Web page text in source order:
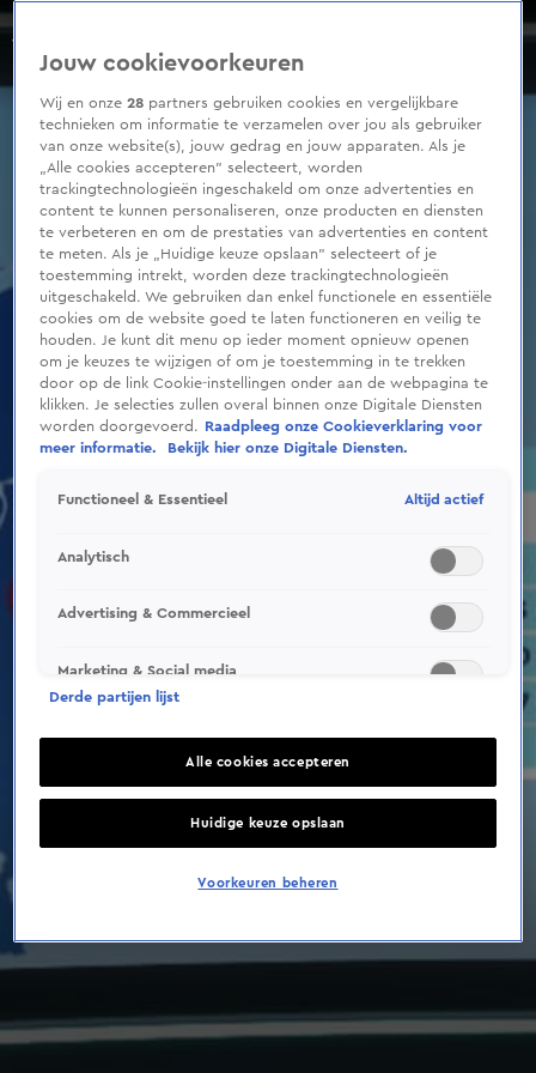
Seizoen 2022
seconds
of
minute,
seconds
Jouw cookievoorkeuren
Wij en onze28 partners gebruiken cookies en vergelijkbare
technieken om informatie te verzamelen over jou als gebruiker
van onze website(s), jouw gedrag en jouw apparaten. Als je
„Alle cookies accepteren” selecteert, worden
trackingtechnologieën ingeschakeld om onze advertenties en
content te kunnen personaliseren, onze producten en diensten
te verbeteren en om de prestaties van advertenties en content
te meten. Als je „Huidige keuze opslaan” selecteert of je
toestemming intrekt, worden deze trackingtechnologieën
uitgeschakeld. We gebruiken dan enkel functionele en essentiële
cookies om de website goed te laten functioneren en veilig te
houden. Je kunt dit menu op ieder moment opnieuw openen
om je keuzes te wijzigen of om je toestemming in te trekken
door op de link Cookie-instellingen onder aan de webpagina te
klikken. Je selecties zullen overal binnen onze Digitale Diensten
worden doorgevoerd.
Raadpleeg onze Cookieverklaring voor
meer informatie.
Bekijk hier onze Digitale Diensten.
Functioneel & Essentieel Altijd actief
Analytisch
Advertising & Commercieel
Marketing & Social media
Derde partijen lijst
Alle cookies accepteren
Huidige keuze opslaan
Voorkeuren beheren